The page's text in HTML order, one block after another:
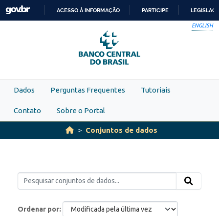
Skip to main content
PARA
O
CONTEÚDO
ACESSO À INFORMAÇÃO PARTICIPE
ENGLISH
Dados Perguntas Frequentes Tutoriais
Contato Sobre o Portal
Conjuntos de dados
Ordenar por